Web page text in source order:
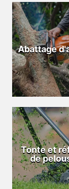
Abattage
Tonte et
de